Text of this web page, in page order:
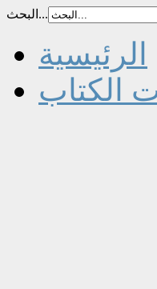
البحث...
الرئيسية
الكتاب